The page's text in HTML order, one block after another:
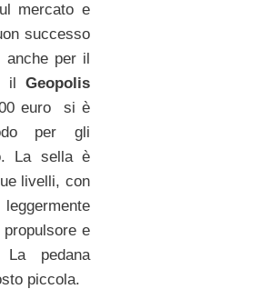
mercato e
successo
per il
il Geopolis
euro si è
per gli
La sella è
livelli, con
e
La pedana
piccola.